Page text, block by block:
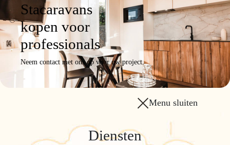
Stacaravans
kopen voor
professionals
Neem contact met ons op voor uw project.
Menu sluiten
Diensten